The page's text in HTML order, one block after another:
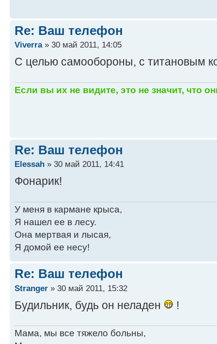
Re: Ваш телефон
Viverra» 30 май 2011, 14:05
С целью самообороны, с титановым
Если вы их не видите, это не значит, что
Re: Ваш телефон
Elessah » 30 май 2011, 14:41
Фонарик!
У меня в кармане крыса,
Я нашел ее в лесу.
Она мертвая и лысая,
Я домой ее несу!
Re: Ваш телефон
Stranger » 30 май 2011, 15:32
Будильник, будь он неладен !
Мама, мы все тяжело больны,